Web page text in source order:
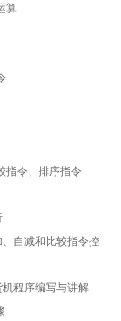
算
指令、排序指令
自减和比较指令控
机程序编写与讲解